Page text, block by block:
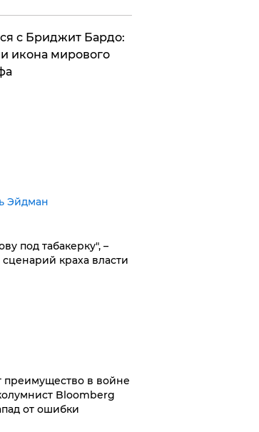
с Бриджит Бардо:
икона мирового
Эйдман
под табакерку", –
краха власти
преимущество в войне
Bloomberg
от ошибки